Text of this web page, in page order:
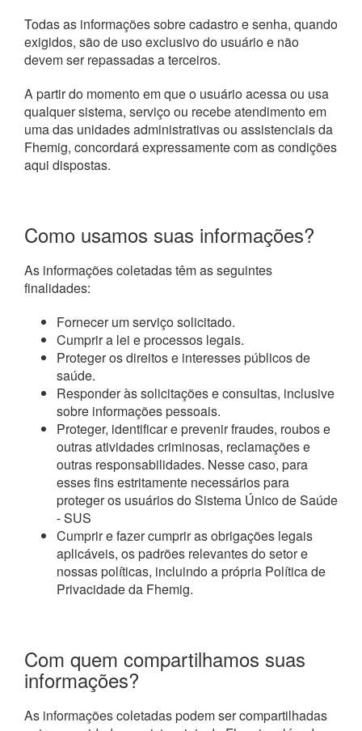
Todas as informações sobre cadastro e senha, quando
exigidos, são de uso exclusivo do usuário e não
devem ser repassadas a terceiros.
A partir do momento em que o usuário acessa ou usa
qualquer sistema, serviço ou recebe atendimento em
uma das unidades administrativas ou assistenciais da
Fhemig, concordará expressamente com as condições
aqui dispostas.
Como usamos suas informações?
As informações coletadas têm as seguintes
finalidades:
Fornecer um serviço solicitado.
Cumprir a lei e processos legais.
Proteger os direitos e interesses públicos de
saúde.
Responder às solicitações e consultas, inclusive
sobre informações pessoais.
Proteger, identificar e prevenir fraudes, roubos e
outras atividades criminosas, reclamações e
outras responsabilidades. Nesse caso, para
esses fins estritamente necessários para
proteger os usuários do Sistema Único de Saúde
- SUS
Cumprir e fazer cumprir as obrigações legais
aplicáveis, os padrões relevantes do setor e
nossas políticas, incluindo a própria Política de
Privacidade da Fhemig.
Com quem compartilhamos suas
informações?
As informações coletadas podem ser compartilhadas